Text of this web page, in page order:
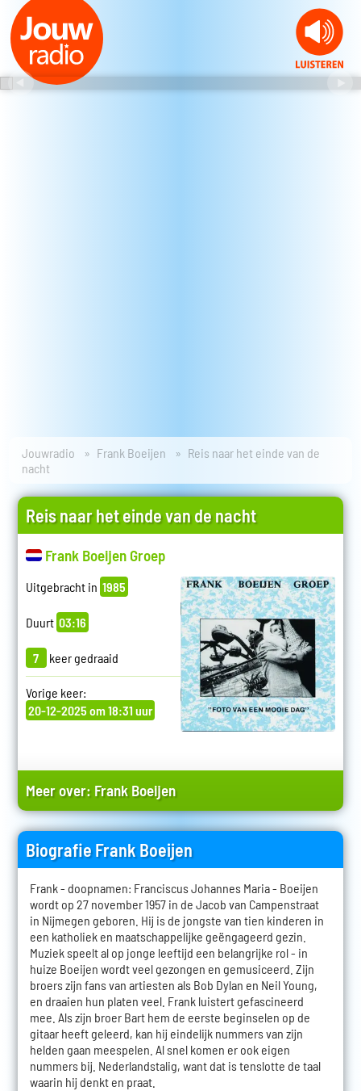
Jouwradio Frank Boeijen
Reis naar het einde van de
nacht
Reis naar het einde van de nacht
Frank Boeijen Groep
Uitgebracht in 1985
Duurt 03:16
7 keer gedraaid
Vorige keer:
20-12-2025 om 18:31 uur
Meer over: Frank Boeijen
Biografie Frank Boeijen
Frank - doopnamen: Franciscus Johannes Maria - Boeijen
wordt op 27 november 1957 in de Jacob van Campenstraat
in Nijmegen geboren. Hij is de jongste van tien kinderen in
een katholiek en maatschappelijke geëngageerd gezin.
Muziek speelt al op jonge leeftijd een belangrijke rol - in
huize Boeijen wordt veel gezongen en gemusiceerd. Zijn
broers zijn fans van artiesten als Bob Dylan en Neil Young,
en draaien hun platen veel. Frank luistert gefascineerd
mee. Als zijn broer Bart hem de eerste beginselen op de
gitaar heeft geleerd, kan hij eindelijk nummers van zijn
helden gaan meespelen. Al snel komen er ook eigen
nummers bij. Nederlandstalig, want dat is tenslotte de taal
waarin hij denkt en praat.